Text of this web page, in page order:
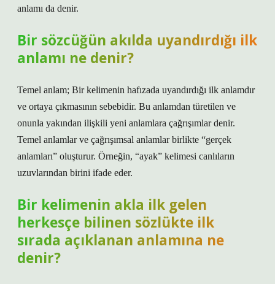
anlamı da denir.
Bir sözcüğün akılda uyandırdığı ilk
anlamı ne denir?
Temel anlam; Bir kelimenin hafızada uyandırdığı ilk anlamdır
ve ortaya çıkmasının sebebidir. Bu anlamdan türetilen ve
onunla yakından ilişkili yeni anlamlara çağrışımlar denir.
Temel anlamlar ve çağrışımsal anlamlar birlikte “gerçek
anlamları” oluşturur. Örneğin, “ayak” kelimesi canlıların
uzuvlarından birini ifade eder.
Bir kelimenin akla ilk gelen
herkesçe bilinen sözlükte ilk
sırada açıklanan anlamına ne
denir?